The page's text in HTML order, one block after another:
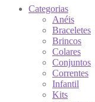
Categorias
Anéis
Braceletes
Brincos
Colares
Conjuntos
Correntes
Infantil
Kits